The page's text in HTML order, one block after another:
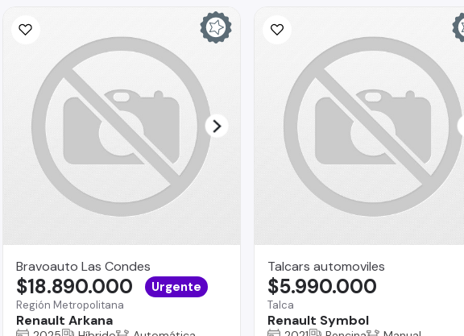
Bravoauto Las Condes
Región Metropolitana
Renault Arkana
$18.890.000 Urgente
Talcars automoviles
Talca
Renault Symbol
$5.990.000